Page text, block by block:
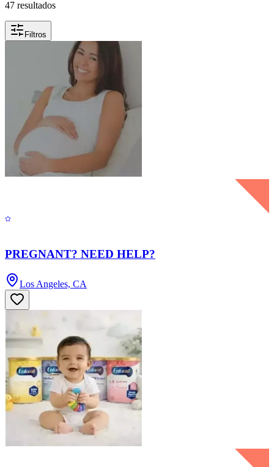
47 resultados
Filtros
PREGNANT? NEED HELP?
Los Angeles, CA